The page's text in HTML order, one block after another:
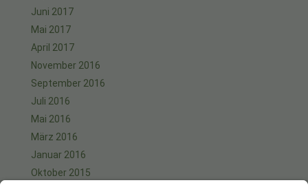
Juni 2017
Mai 2017
April 2017
November 2016
September 2016
Juli 2016
Mai 2016
März 2016
Januar 2016
Oktober 2015